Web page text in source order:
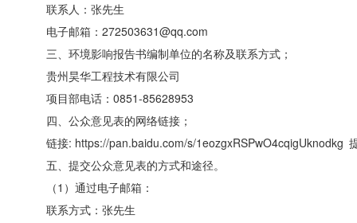
联系人：张先生
电子邮箱：272503631@qq.com
三、环境影响报告书编制单位的名称及联系方式；
贵州昊华工程技术有限公司
项目部电话：0851-85628953
四、公众意见表的网络链接；
链接: https://pan.baidu.com/s/1eozgxRSPwO4cqigUknodkg
五、提交公众意见表的方式和途径。
（1）通过电子邮箱：
联系方式：张先生